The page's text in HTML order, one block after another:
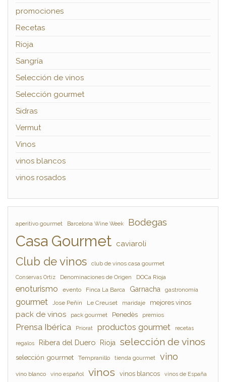
promociones
Recetas
Rioja
Sangría
Selección de vinos
Selección gourmet
Sidras
Vermut
Vinos
vinos blancos
vinos rosados
aperitivo gourmet Barcelona Wine Week Bodegas
Casa Gourmet caviaroli
Club de vinos club de vinos casa gourmet
Conservas Ortiz Denominaciones de Origen DOCa Rioja
enoturismo evento Finca La Barca Garnacha gastronomía
gourmet Jose Peñín Le Creuset maridaje mejores vinos
pack de vinos pack gourmet Penedès premios
Prensa Ibérica Priorat productos gourmet recetas
regalos Ribera del Duero Rioja selección de vinos
selección gourmet Tempranillo tienda gourmet vino
vino blanco vino español vinos vinos blancos vinos de España